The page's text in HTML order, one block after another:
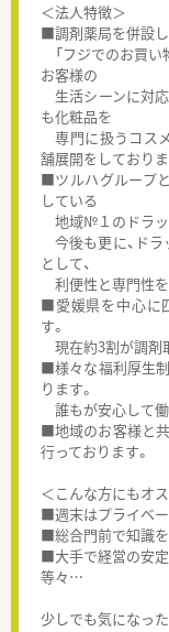
＜法人特徴＞
■調剤薬局を併設し
「フジでのお買い
お客様の
生活シーンに対
も化粧品を
専門に扱うコス
舗展開をしておりま
■ツルハグループ
している
地域№１のドラッ
今後も更に、ド
として、
利便性と専門性
■愛媛県を中心に
す。
現在約3割が調剤
■様々な福利厚生
ります。
誰もが安心して
■地域のお客様と
行っております。
＜こんな方にもオ
■週末はプライベ
■総合門前で知識
■大手で経営の安
等々…
少しでも気になっ